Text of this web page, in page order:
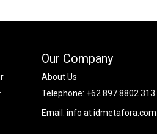
Our Company
About Us
Telephone: +62 897 8802 313
Email: info at idmetafora.com